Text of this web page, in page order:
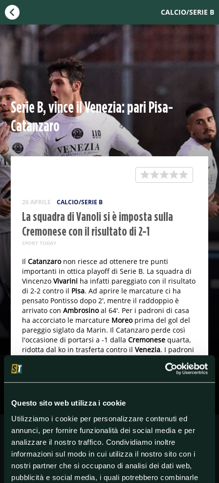
Questo sito web utilizza i cookie
Utilizziamo i cookie per personalizzare contenuti ed
annunci, per fornire funzionalità dei social media e per
analizzare il nostro traffico. Condividiamo inoltre
informazioni sul modo in cui utilizza il nostro sito con i
nostri partner che si occupano di analisi dei dati web,
pubblicità e social media, i quali potrebbero combinarle
CALCIO/SERIE B
Serie B, vince il Venezia: pari Pisa-
Catanzaro
26 APRILE CALCIO/SERIE B
La squadra di Vanoli si è imposta sulla
Cremonese con il risultato di 2-1
SPORT TODAY
Il Catanzaronon riesce ad ottenere tre punti
importanti in ottica playoff di Serie B. La squadra di
Vincenzo Vivarini ha infatti pareggiato con il risultato
di 2-2 contro il Pisa. Ad aprire le marcature ci ha
pensato Pontisso dopo 2', mentre il raddoppio è
arrivato con Ambrosinoal 64'. Per i padroni di casa
ha accorciato le marcature Moreoprima del gol del
pareggio siglato da Marin. Il Catanzaro perde così
l'occasione di portarsi a -1 dalla Cremonesequarta,
ridotta dal ko in trasferta contro il Venezia. I padroni
seguito alla rete di Vazquez ma sono riusciti a